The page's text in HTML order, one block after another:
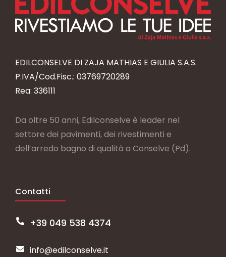
EDILCONSELVE DI ZAJA MATHIAS E GIULIA S.A.S.
P.IVA/Cod.Fisc.: 03769720289
Rea: 336111
Da oltre 50 anni, Edilconselve è leader nel
settore dei pavimenti, dei rivestimenti e
dell’arredo bagno di qualità a Conselve (Pd).
Contatti
+39 049 538 4374
info@edilconselve.it